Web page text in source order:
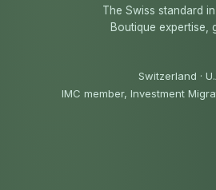
The Swiss standard
Boutique expertise,
Switzerland ·
IMC member, Investment